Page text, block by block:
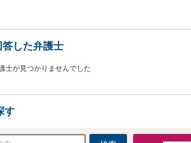
した弁護士
士が見つかりませんでした
す